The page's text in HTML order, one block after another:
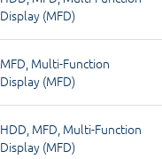
Display (MFD)
MFD, Multi-Function
Display (MFD)
HDD, MFD, Multi-Function
Display (MFD)